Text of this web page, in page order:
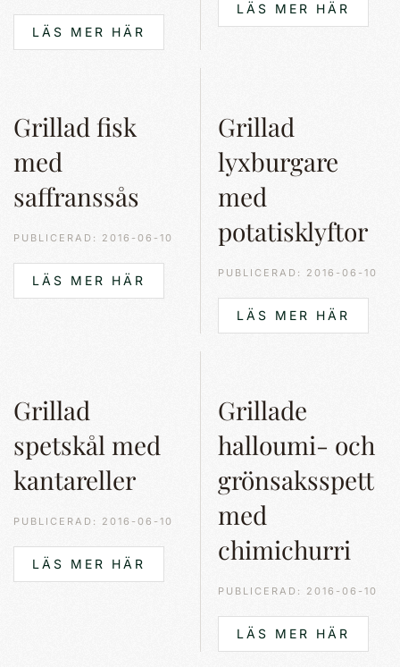
LÄS MER HÄR
LÄS MER HÄR
Grillad fisk
med
saffranssås
PUBLICERAD: 2016-06-10
LÄS MER HÄR
Grillad
lyxburgare
med
potatisklyftor
PUBLICERAD: 2016-06-10
LÄS MER HÄR
Grillad
spetskål med
kantareller
PUBLICERAD: 2016-06-10
LÄS MER HÄR
Grillade
halloumi- och
grönsaksspett
med
chimichurri
PUBLICERAD: 2016-06-10
LÄS MER HÄR